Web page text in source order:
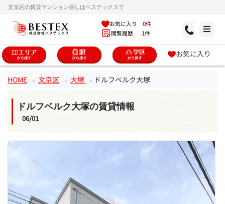
文京区の賃貸マンション探しはベステックスで
お気に入り 0件
閲覧履歴 1件
お気に入り
HOME 文京区 大塚 ドルフベルク大塚
ドルフベルク大塚の賃貸情報
06/01